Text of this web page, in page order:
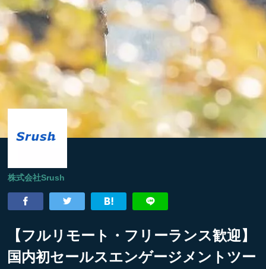
株式会社Srush
【フルリモート・フリーランス歓迎】
国内初セールスエンゲージメントツー